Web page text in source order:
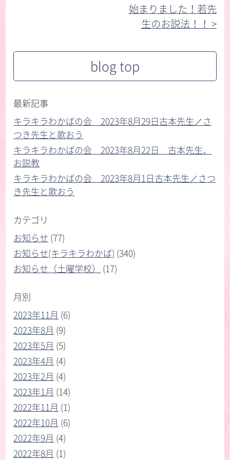
始まりました！若先
生のお説法！！ >︎
blog top
最新記事
キラキラわかばの会 2023年8月29日古本先生／さ
つき先生と歌おう
キラキラわかばの会 2023年8月22日 古本先生、
お説教
キラキラわかばの会 2023年8月1日古本先生／さつ
き先生と歌おう
カテゴリ
お知らせ (77)
お知らせ(キラキラわかば) (340)
お知らせ（土曜学校）
(17)
月別
2023年11月 (6)
2023年8月 (9)
2023年5月 (5)
2023年4月 (4)
2023年2月 (4)
2023年1月 (14)
2022年11月 (1)
2022年10月 (6)
2022年9月 (4)
2022年8月 (1)